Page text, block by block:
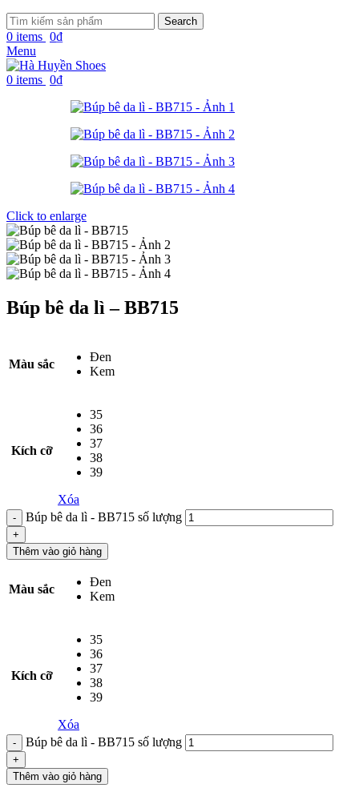
Search
0 items 0₫
Menu
0 items 0₫
Click to enlarge
Búp bê da lì – BB715
Màu sắc
Đen
Kem
Kích cỡ
35
36
37
38
39
Xóa
Búp bê da lì - BB715 số lượng
Thêm vào giỏ hàng
Màu sắc
Đen
Kem
Kích cỡ
35
36
37
38
39
Xóa
Búp bê da lì - BB715 số lượng
Thêm vào giỏ hàng